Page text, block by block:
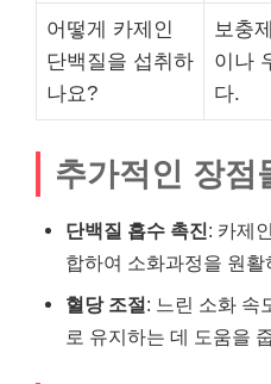
어떻게 카제인
단백질을 섭취하
나요?
보충
이나
다.
추가적인 장점
단백질 흡수 촉진: 카제
합하여 소화과정을 원활
혈당 조절: 느린 소화 속
로 유지하는 데 도움을